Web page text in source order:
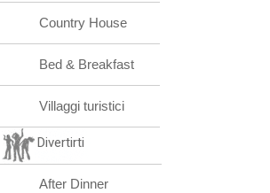
Country House
Bed & Breakfast
Villaggi turistici
Divertirti
After Dinner